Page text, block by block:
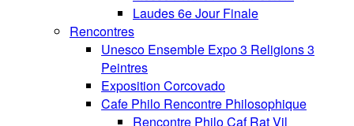
Laudes 6e Jour Finale
Rencontres
Unesco Ensemble Expo 3 Religions 3
Peintres
Exposition Corcovado
Cafe Philo Rencontre Philosophique
Rencontre Philo Caf Rat Vil